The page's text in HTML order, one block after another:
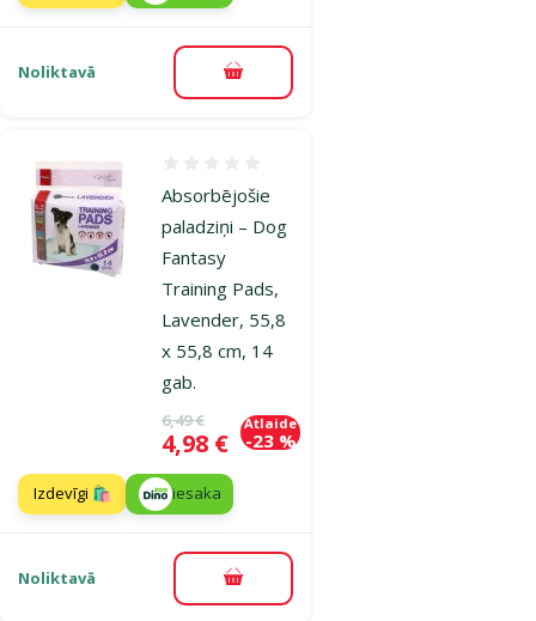
Noliktavā Pievienot grozam
Absorbējošie
paladziņi – Dog
Fantasy
Training Pads,
Lavender, 55,8
x 55,8 cm, 14
gab.
Oriģinālā cena
6,49 €
Cena
4,98 €
Atlaide
-23 %
Izdevīgi 🛍️ iesaka
Noliktavā Pievienot grozam